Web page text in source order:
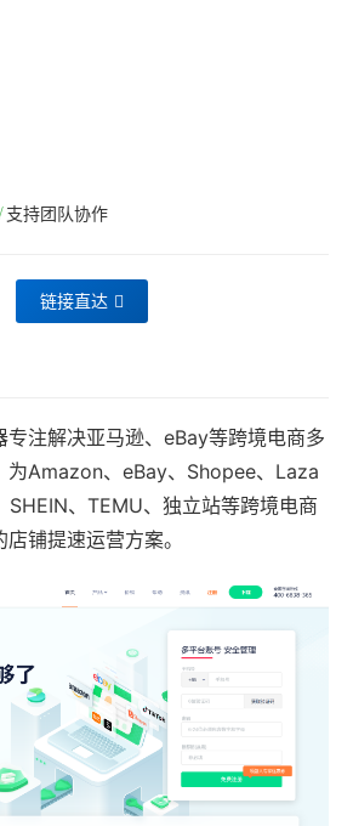
支持团队协作
链接直达
专注解决亚马逊、eBay等跨境电商多
为Amazon、eBay、Shopee、Laza
、TEMU、独立站等跨境电商
铺提速运营方案。